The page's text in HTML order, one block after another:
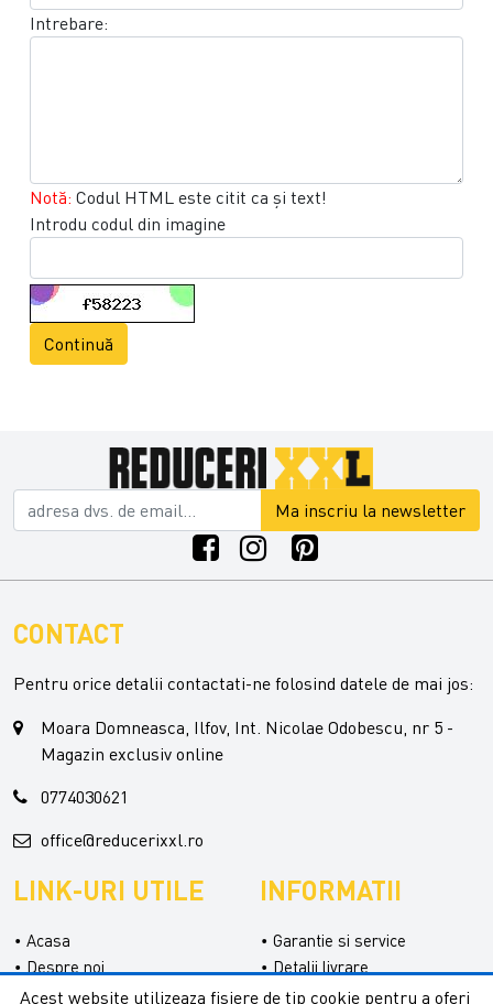
Intrebare:
Notă: Codul HTML este citit ca şi text!
Introdu codul din imagine
Continuă
Ma inscriu la newsletter
CONTACT
Pentru orice detalii contactati-ne folosind datele de mai jos:
Moara Domneasca, Ilfov, Int. Nicolae Odobescu, nr 5 -
Magazin exclusiv online
0774030621
office@reducerixxl.ro
LINK-URI UTILE
Acasa
Despre noi
Categorii
INFORMATII
Garantie si service
Detalii livrare
Confidentialitate
Acest website utilizeaza fisiere de tip cookie pentru a oferi